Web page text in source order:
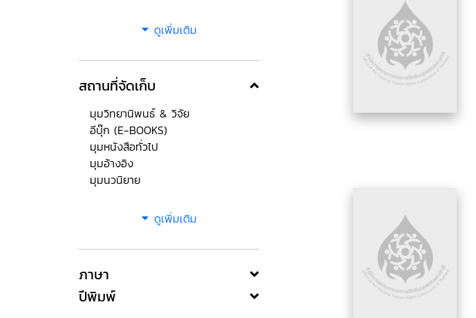
ดูเพิ่มเติม
สถานที่จัดเก็บ
มุมวิทยานิพนธ์ & วิจัย
อีบุ๊ก (E-BOOKS)
มุมหนังสือทั่วไป
มุมอ้างอิง
มุมนวนิยาย
ดูเพิ่มเติม
ภาษา
ปีพิมพ์